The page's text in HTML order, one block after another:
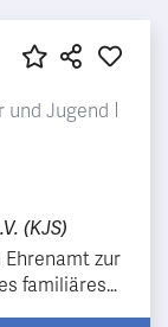
und Jugend
(KJS)
zur
familiäres
sind Sie b…